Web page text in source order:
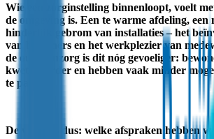
Wie een zorginstelling binnenloopt, voelt
de omgeving is. Een te warme afdeling,
hinderlijk gebrom van installaties – het
van bewoners en het werkplezier van
de ouderenzorg is dit nóg gevoeliger:
kwetsbaarder en hebben vaak minder
te passen.
De vraag is dus: welke afspraken hebben